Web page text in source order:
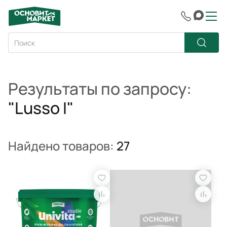
Результаты по запросу:
"Lusso I"
Найдено товаров: 27